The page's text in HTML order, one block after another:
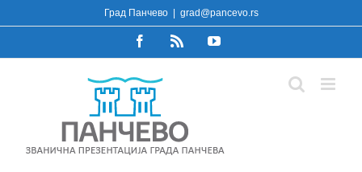
to
Град Панчево grad@pancevo.rs
FacebookRss YouTube